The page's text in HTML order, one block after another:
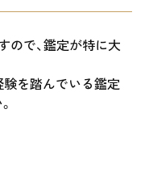
ので、鑑定が特に大
験を踏んでいる鑑定